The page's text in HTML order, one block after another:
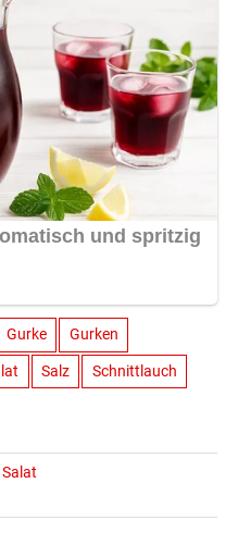
Gurke Gurken
Salz Schnittlauch